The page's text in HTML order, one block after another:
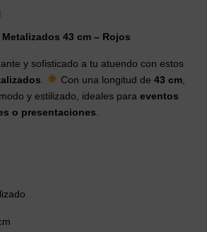
43 cm – Rojos
y sofisticado a tu atuendo con estos
Con una longitud de 43 cm,
y estilizado, ideales para eventos
o presentaciones